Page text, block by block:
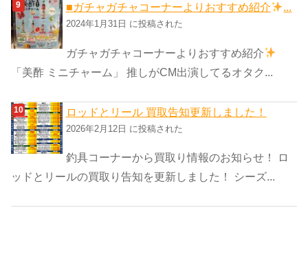
■ガチャガチャコーナーよりおすすめ紹介 ...
2024年1月31日 に投稿された
ガチャガチャコーナーよりおすすめ紹介
「美酢 ミニチャーム」 推しがCM出演してるオタク...
ロッドとリール 買取告知更新しました！
2026年2月12日 に投稿された
釣具コーナーから買取り情報のお知らせ！ ロ
ッドとリールの買取り告知を更新しました！ シーズ...